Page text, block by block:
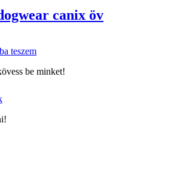
canix öv
teszem
be minket!